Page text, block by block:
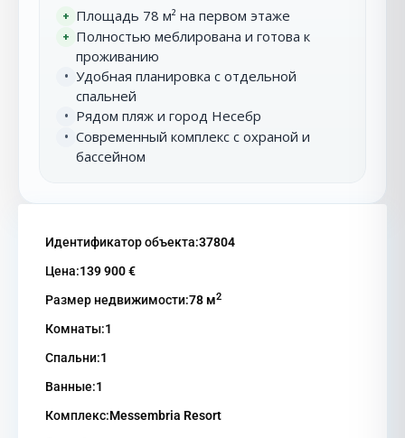
+ Площадь 78 м² на первом этаже
+ Полностью меблирована и готова к
проживанию
• Удобная планировка с отдельной
спальней
• Рядом пляж и город Несебр
• Современный комплекс с охраной и
бассейном
Идентификатор объекта:37804
Цена:139 900 €
Размер недвижимости:78 м2
Комнаты:1
Спальни:1
Ванные:1
Комплекс:Messembria Resort